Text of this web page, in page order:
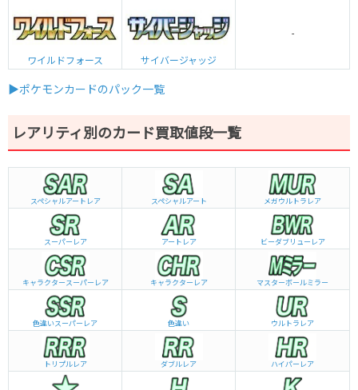
ワイルドフォース サイバージャッジ
-
▶ポケモンカードのパック一覧
レアリティ別のカード買取値段一覧
スペシャルアートレア スペシャルアート メガウルトラレア
スーパーレア アートレア ビーダブリュー レア
キャラクタースーパーレア キャラクターレア マスターボールミラー
色違いスーパーレア 色違い ウルトラレア
トリプルレア ダブルレア ハイパーレア